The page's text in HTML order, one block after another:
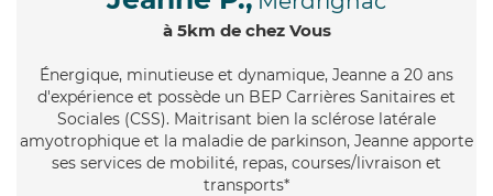
à 5km de chez Vous
Énergique, minutieuse et dynamique, Jeanne a 20 ans
d'expérience et possède un BEP Carrières Sanitaires et
Sociales (CSS). Maitrisant bien la sclérose latérale
amyotrophique et la maladie de parkinson, Jeanne apporte
ses services de mobilité, repas, courses/livraison et
transports*